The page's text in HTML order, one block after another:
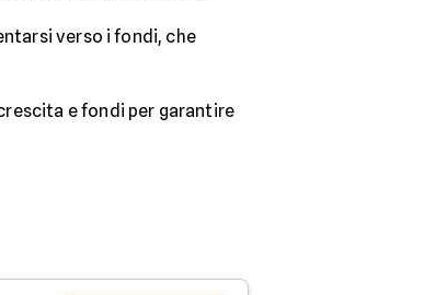
verso i fondi, che
e fondi per garantire